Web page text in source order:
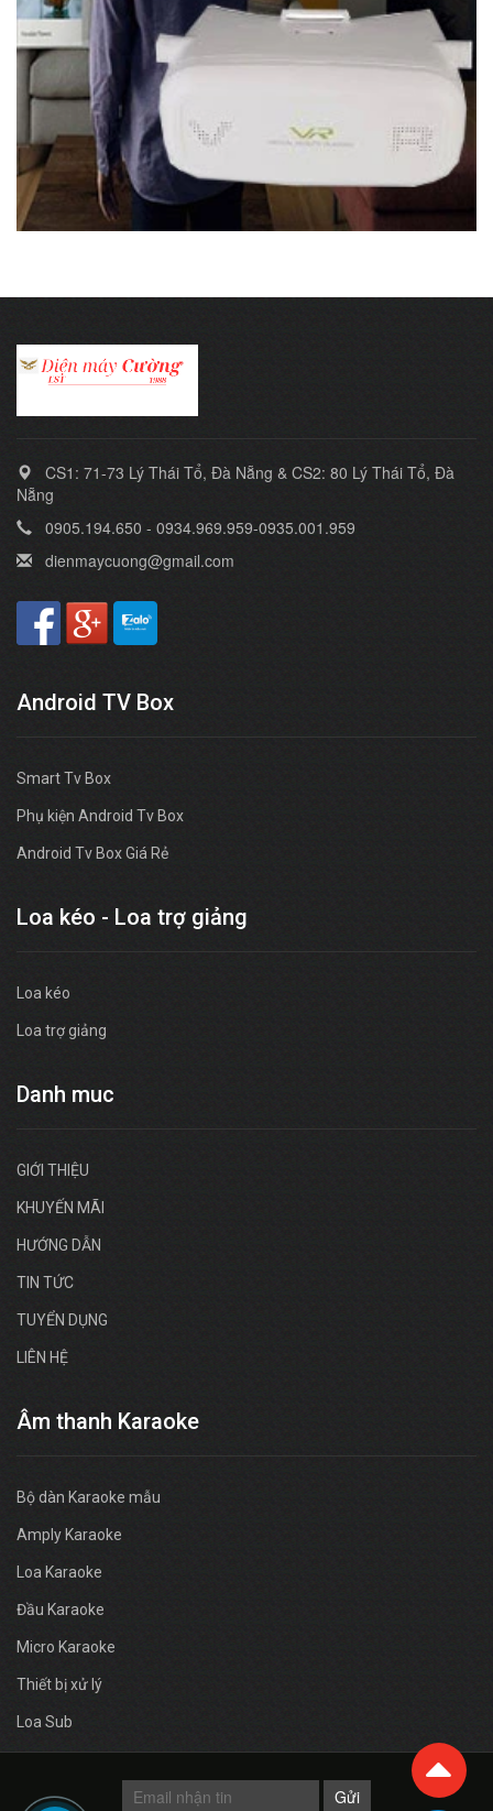
CS1: 71-73 Lý Thái Tổ, Đà Nẵng & CS2: 80 Lý Thái Tổ, Đà
Nẵng
0905.194.650 - 0934.969.959-0935.001.959
dienmaycuong@gmail.com
Android TV Box
Smart Tv Box
Phụ kiện Android Tv Box
Android Tv Box Giá Rẻ
Loa kéo - Loa trợ giảng
Loa kéo
Loa trợ giảng
Danh muc
GIỚI THIỆU
KHUYẾN MÃI
HƯỚNG DẪN
TIN TỨC
TUYỂN DỤNG
LIÊN HỆ
Âm thanh Karaoke
Bộ dàn Karaoke mẫu
Amply Karaoke
Loa Karaoke
Đầu Karaoke
Micro Karaoke
Thiết bị xử lý
Loa Sub
Gửi